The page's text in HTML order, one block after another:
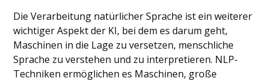
Die Verarbeitung natürlicher Sprache ist ein weiterer
wichtiger Aspekt der KI, bei dem es darum geht,
Maschinen in die Lage zu versetzen, menschliche
Sprache zu verstehen und zu interpretieren. NLP-
Techniken ermöglichen es Maschinen, große